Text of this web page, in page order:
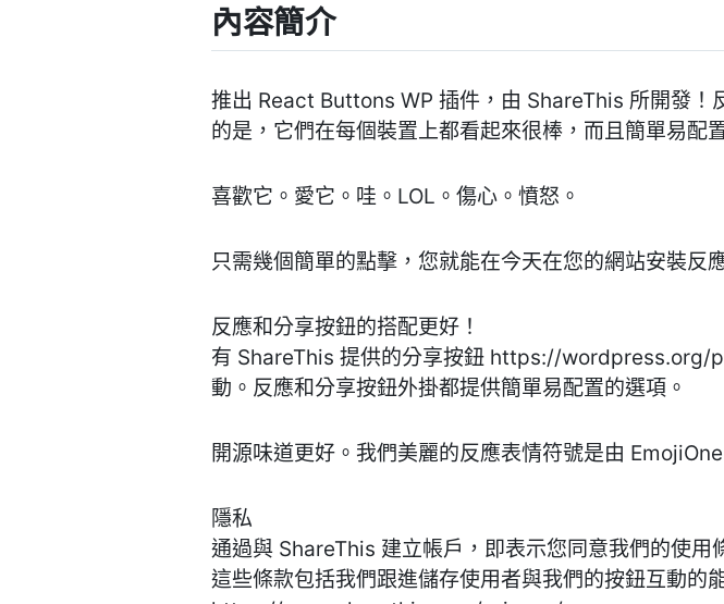
內容簡介
推出 React Buttons WP 插件，由 ShareThis 所開發
的是，它們在每個裝置上都看起來很棒，而且簡單易配
喜歡它。愛它。哇。LOL。傷心。憤怒。
只需幾個簡單的點擊，您就能在今天在您的網站安裝反
反應和分享按鈕的搭配更好！
有 ShareThis 提供的分享按鈕 https://
動。反應和分享按鈕外掛都提供簡單易配置的選項。
開源味道更好。我們美麗的反應表情符號是由
隱私
通過與 ShareThis 建立帳戶，即表示您同意我們的使用
這些條款包括我們跟進儲存使用者與我們的按鈕互動的